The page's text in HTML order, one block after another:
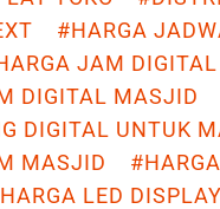
A
p
p
r
e
s
t
e
r
r
a
m
#HARGA
JAM DIGITAL
DIGITAL MASJID
DIGITAL UNTUK
MASJID
LED